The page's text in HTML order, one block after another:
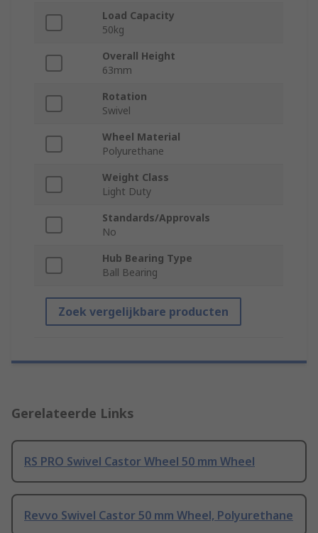
Load Capacity
50kg
Overall Height
63mm
Rotation
Swivel
Wheel Material
Polyurethane
Weight Class
Light Duty
Standards/Approvals
No
Hub Bearing Type
Ball Bearing
Zoek vergelijkbare producten
Gerelateerde Links
RS PRO Swivel Castor Wheel 50 mm Wheel
Revvo Swivel Castor 50 mm Wheel, Polyurethane